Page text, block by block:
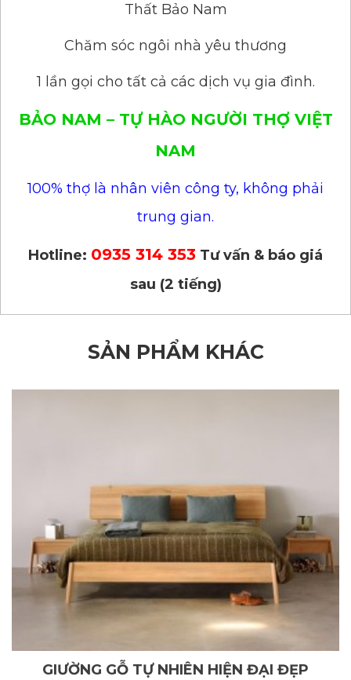
Thất Bảo Nam
Chăm sóc ngôi nhà yêu thương
1 lần gọi cho tất cả các dịch vụ gia đình.
BẢO NAM – TỰ HÀO NGƯỜI THỢ VIỆT
NAM
100% thợ là nhân viên công ty, không phải
trung gian.
Hotline: 0935 314 353 Tư vấn & báo giá
sau (2 tiếng)
SẢN PHẨM KHÁC
GIƯỜNG GỖ TỰ NHIÊN HIỆN ĐẠI ĐẸP